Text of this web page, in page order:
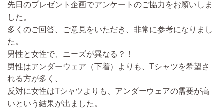
先日のプレゼント企画でアンケートのご協力をお願いしま
した。
多くのご回答、ご意見をいただき、非常に参考になりまし
た。
男性と女性で、ニーズが異なる？！
男性はアンダーウェア（下着）よりも、Tシャツを希望さ
れる方が多く、
反対に女性はTシャツよりも、アンダーウェアの需要が高
いという結果が出ました。